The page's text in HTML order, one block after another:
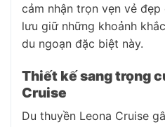
cảm nhận trọn vẹn vẻ đẹp
lưu giữ những khoảnh
du ngoạn đặc biệt này.
Thiết kế sang trọng
Cruise
Du thuyền Leona Cruise